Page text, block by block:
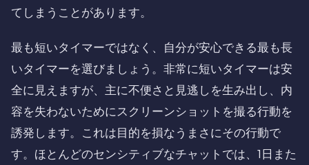
てしまうことがあります。
最も短いタイマーではなく、自分が安心できる最も長
いタイマーを選びましょう。非常に短いタイマーは安
全に見えますが、主に不便さと見逃しを生み出し、内
容を失わないためにスクリーンショットを撮る行動を
誘発します。これは目的を損なうまさにその行動で
す。ほとんどのセンシティブなチャットでは、1日また